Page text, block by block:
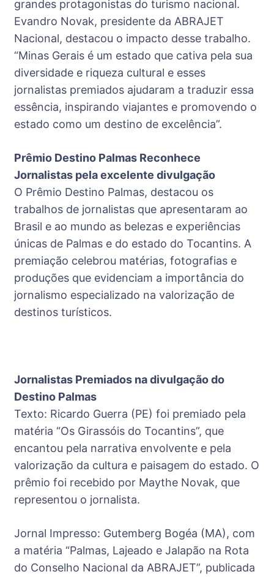
grandes protagonistas do turismo nacional.
Evandro Novak, presidente da ABRAJET
Nacional, destacou o impacto desse trabalho.
“Minas Gerais é um estado que cativa pela sua
diversidade e riqueza cultural e esses
jornalistas premiados ajudaram a traduzir essa
essência, inspirando viajantes e promovendo o
estado como um destino de excelência”.
Prêmio Destino Palmas Reconhece
Jornalistas pela excelente divulgação
O Prêmio Destino Palmas, destacou os
trabalhos de jornalistas que apresentaram ao
Brasil e ao mundo as belezas e experiências
únicas de Palmas e do estado do Tocantins. A
premiação celebrou matérias, fotografias e
produções que evidenciam a importância do
jornalismo especializado na valorização de
destinos turísticos.
Jornalistas Premiados na divulgação do
Destino Palmas
Texto: Ricardo Guerra (PE) foi premiado pela
matéria “Os Girassóis do Tocantins”, que
encantou pela narrativa envolvente e pela
valorização da cultura e paisagem do estado. O
prêmio foi recebido por Maythe Novak, que
representou o jornalista.
Jornal Impresso: Gutemberg Bogéa (MA), com
a matéria “Palmas, Lajeado e Jalapão na Rota
do Conselho Nacional da ABRAJET”, publicada